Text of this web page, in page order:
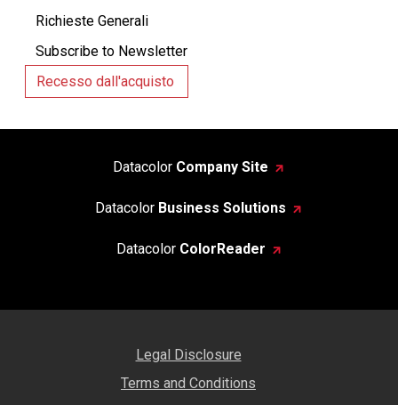
Richieste Generali
Subscribe to Newsletter
Recesso dall'acquisto
Datacolor Company Site
Datacolor Business Solutions
Datacolor ColorReader
Legal Disclosure
Terms and Conditions